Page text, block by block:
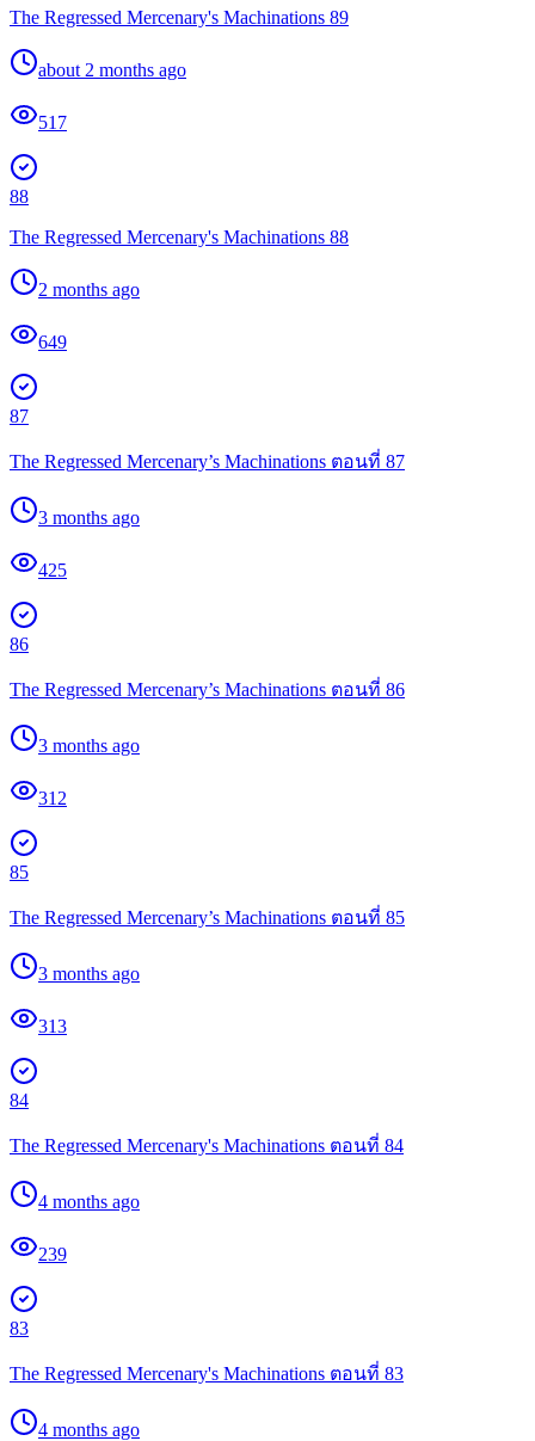
The Regressed Mercenary's Machinations 89
about 2 months ago
517
88
The Regressed Mercenary's Machinations 88
2 months ago
649
87
The Regressed Mercenary’s Machinations ตอนที่ 87
3 months ago
425
86
The Regressed Mercenary’s Machinations ตอนที่ 86
3 months ago
312
85
The Regressed Mercenary’s Machinations ตอนที่ 85
3 months ago
313
84
The Regressed Mercenary's Machinations ตอนที่ 84
4 months ago
239
83
The Regressed Mercenary's Machinations ตอนที่ 83
4 months ago